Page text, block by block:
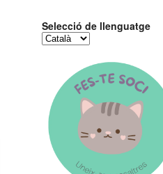
Selecció de llenguatge
Selecció